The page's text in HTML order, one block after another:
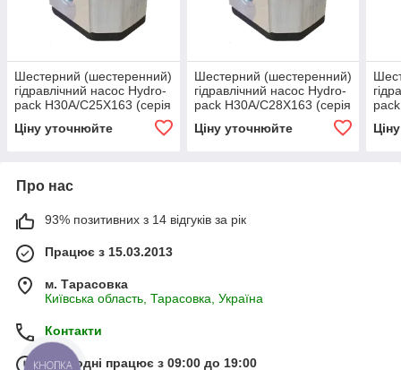
Шестерний (шестеренний)
гідравлічний насос Hydro-
pack H30A/C25X163 (серія
Ціну уточнюйте
Шестерний (шестеренний)
гідравлічний насос Hydro-
pack H30A/C28X163 (серія
Ціну уточнюйте
Про нас
93% позитивних з 14 відгуків за рік
Працює з 15.03.2013
м. Тарасовка
Київська область, Тарасовка, Україна
Контакти
Сьогодні працює з 09:00 до 19:00
КНОПКА